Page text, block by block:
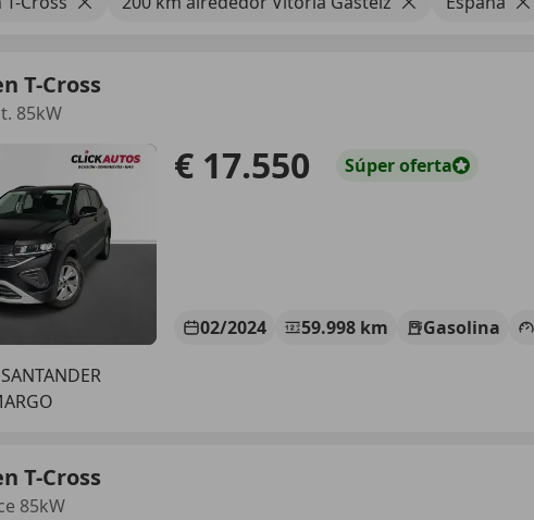
T-Cross
85kW
€ 17.550 Súperoferta
02/2024 59.998 km Gasolina
T-Cross
85kW